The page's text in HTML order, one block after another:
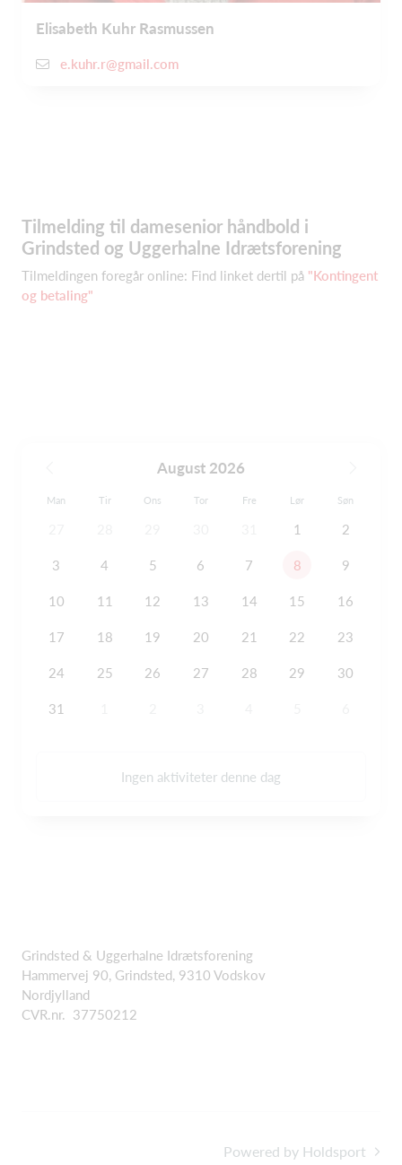
Elisabeth Kuhr Rasmussen
e.kuhr.r@gmail.com
Tilmelding til damesenior håndbold i
Grindsted og Uggerhalne Idrætsforening
Tilmeldingen foregår online: Find linket dertil på "Kontingent
og betaling"
August 2026
Man Tir Ons Tor Fre Lør Søn
1 2
3 4 5 6 7 8 9
10 11 12 13 14 15 16
17 18 19 20 21 22 23
24 25 26 27 28 29 30
31
Ingen aktiviteter denne dag
Grindsted & Uggerhalne Idrætsforening
Hammervej 90, Grindsted, 9310 Vodskov
Nordjylland
CVR.nr. 37750212
Powered by Holdsport